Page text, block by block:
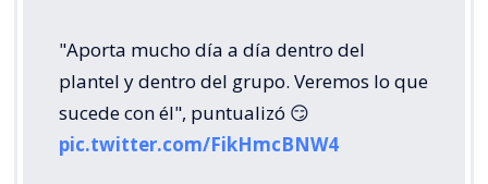
"Aporta mucho día a día dentro del
plantel y dentro del grupo. Veremos lo que
sucede con él", puntualizó 😏
pic.twitter.com/FikHmcBNW4